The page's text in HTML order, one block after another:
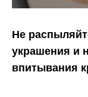
Не
украшения и
впитывания